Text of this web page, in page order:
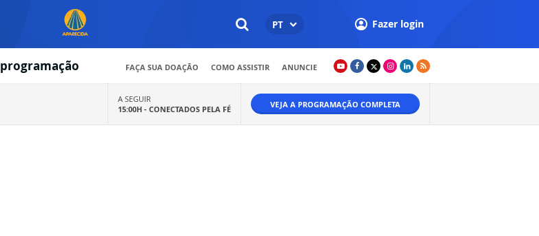
PT Fazer login
programação FAÇA SUA DOAÇÃO COMO ASSISTIR ANUNCIE
A SEGUIR
15:00H - CONECTADOS PELA FÉ VEJA A PROGRAMAÇÃO COMPLETA